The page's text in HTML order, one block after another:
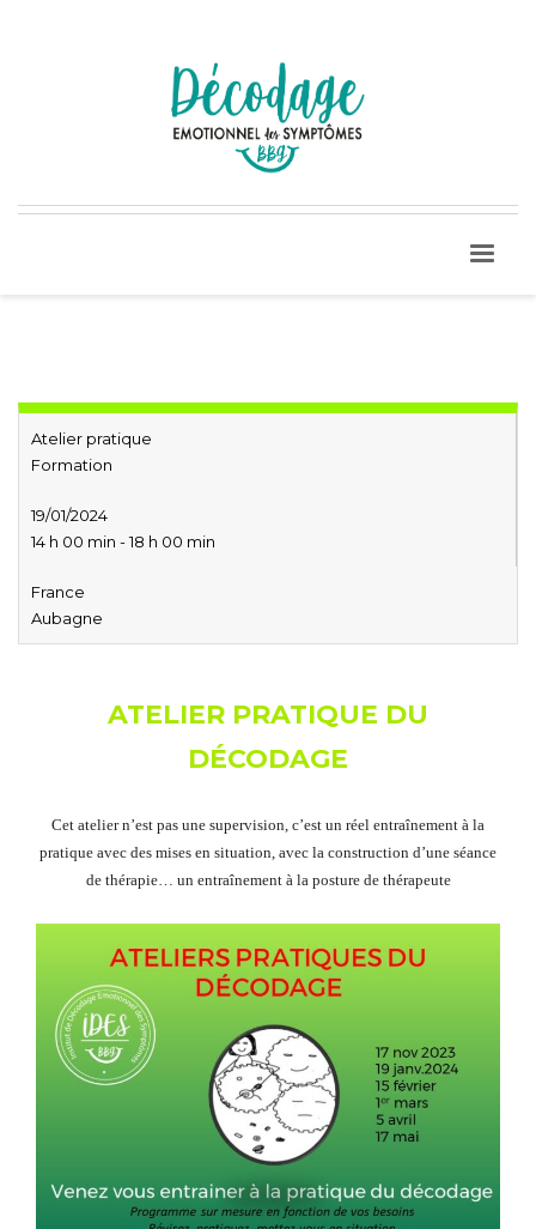
Atelier pratique
Formation
19/01/2024
14 h 00 min - 18 h 00 min
France
Aubagne
ATELIER PRATIQUE DU
DÉCODAGE
Cet atelier n’est pas une supervision, c’est un réel entraînement à la
pratique avec des mises en situation, avec la construction d’une séance
de thérapie… un entraînement à la posture de thérapeute